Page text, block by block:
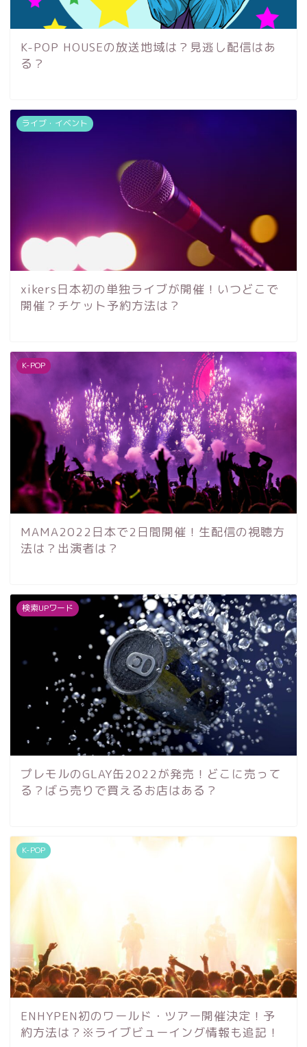
K-POP HOUSEの放送地域は？見逃し配信はあ
る？
ライブ・イベント
xikers日本初の単独ライブが開催！いつどこで
開催？チケット予約方法は？
K-POP
MAMA2022日本で2日間開催！生配信の視聴方
法は？出演者は？
検索UPワード
プレモルのGLAY缶2022が発売！どこに売って
る？ばら売りで買えるお店はある？
K-POP
ENHYPEN初のワールド・ツアー開催決定！予
約方法は？※ライブビューイング情報も追記！